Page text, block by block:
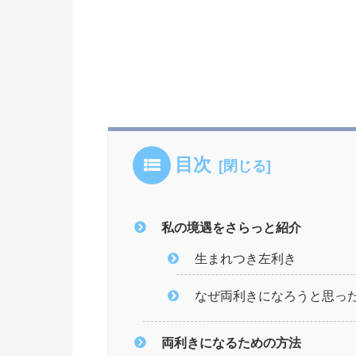
目次
私の境遇をさらっと紹介
生まれつき左利き
なぜ両利きになろうと思っ
両利きになるための方法